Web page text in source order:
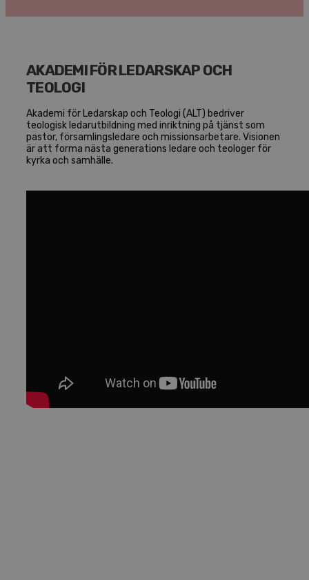
AKADEMI FÖR LEDARSKAP OCH
TEOLOGI
Akademi för Ledarskap och Teologi (ALT) bedriver
teologisk ledarutbildning med inriktning på tjänst som
pastor, församlingsledare och missionsarbetare. Visionen
är att forma nästa generations ledare och teologer för
kyrka och samhälle.